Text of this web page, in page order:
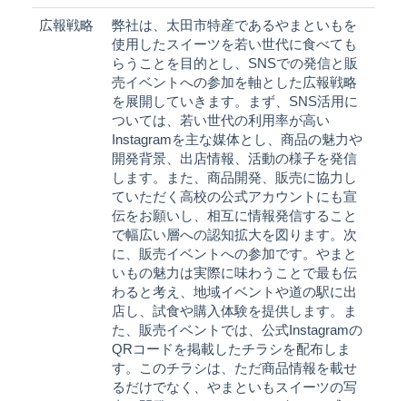
広報戦略
弊社は、太田市特産であるやまといもを
使用したスイーツを若い世代に食べても
らうことを目的とし、SNSでの発信と販
売イベントへの参加を軸とした広報戦略
を展開していきます。まず、SNS活用に
ついては、若い世代の利用率が高い
Instagramを主な媒体とし、商品の魅力や
開発背景、出店情報、活動の様子を発信
します。また、商品開発、販売に協力し
ていただく高校の公式アカウントにも宣
伝をお願いし、相互に情報発信すること
で幅広い層への認知拡大を図ります。次
に、販売イベントへの参加です。やまと
いもの魅力は実際に味わうことで最も伝
わると考え、地域イベントや道の駅に出
店し、試食や購入体験を提供します。ま
た、販売イベントでは、公式Instagramの
QRコードを掲載したチラシを配布しま
す。このチラシは、ただ商品情報を載せ
るだけでなく、やまといもスイーツの写